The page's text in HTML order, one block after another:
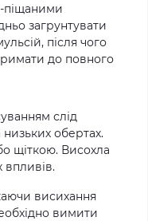
піщаними
загрунтувати
після чого
до повного
слід
обертах.
щіткою. Висохла
впливів.
висихання
вимити